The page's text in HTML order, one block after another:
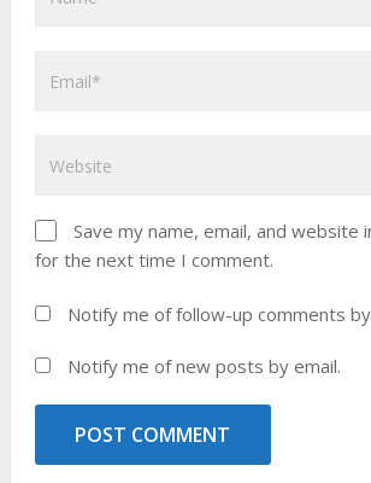
Save my name, email, and website
for the next time I comment.
Notify me of follow-up comments
Notify me of new posts by email.